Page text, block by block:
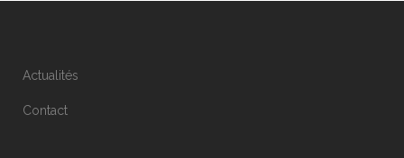
Actualités
Contact